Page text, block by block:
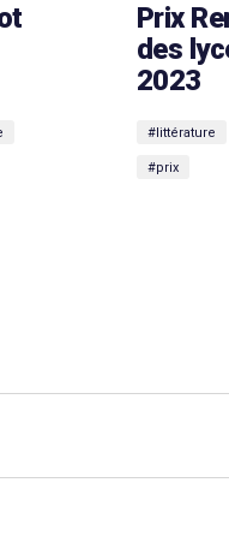
Prix
des
2023
#littérature
#prix